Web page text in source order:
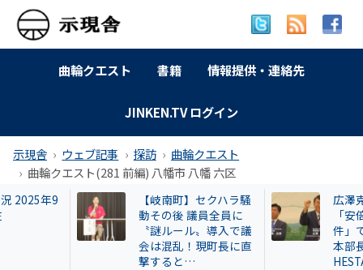
曲輪クエスト 書籍 情報提供・連絡先
JINKEN.TV ログイン
示現舎 ウェブ記事 探訪
曲輪クエスト
曲輪クエスト(281 前編) 八幡市 八幡 六区
【岐南町】セクハラ騒
動その後 議員全員に
〝謎ルール〟導入で議
会は混乱！現町長に直
広澤克実氏が新社
「安倍元首相暗殺
件」で辞職した奈
本部長が再就職し
HESTA大倉に異変